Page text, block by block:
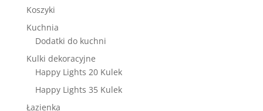
Koszyki
Kuchnia
Dodatki do kuchni
Kulki dekoracyjne
Happy Lights 20 Kulek
Happy Lights 35 Kulek
Łazienka